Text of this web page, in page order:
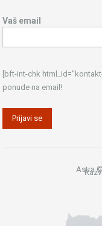
Vaš email
[bft-int-chk
ponude na email!
Astra